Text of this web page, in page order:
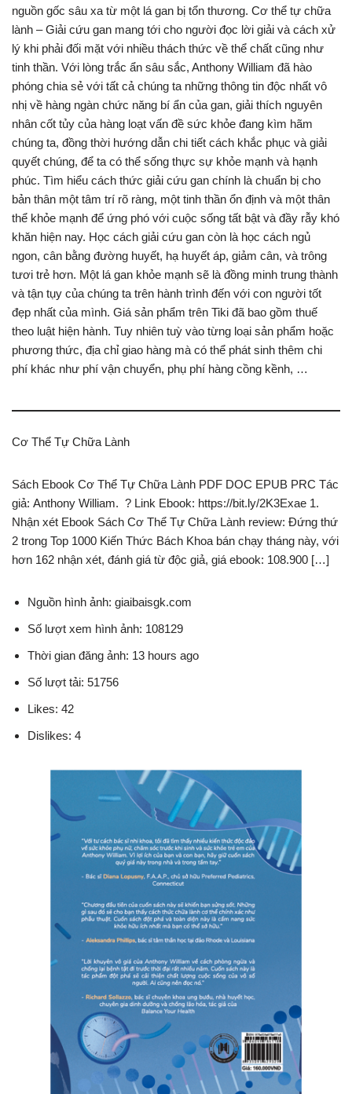
nguồn gốc sâu xa từ một lá gan bị tổn thương. Cơ thể tự chữa
lành – Giải cứu gan mang tới cho người đọc lời giải và cách xử
lý khi phải đối mặt với nhiều thách thức về thể chất cũng như
tinh thần. Với lòng trắc ẩn sâu sắc, Anthony William đã hào
phóng chia sẻ với tất cả chúng ta những thông tin độc nhất vô
nhị về hàng ngàn chức năng bí ẩn của gan, giải thích nguyên
nhân cốt tủy của hàng loạt vấn đề sức khỏe đang kìm hãm
chúng ta, đồng thời hướng dẫn chi tiết cách khắc phục và giải
quyết chúng, để ta có thể sống thực sự khỏe mạnh và hạnh
phúc. Tìm hiểu cách thức giải cứu gan chính là chuẩn bị cho
bản thân một tâm trí rõ ràng, một tinh thần ổn định và một thân
thể khỏe mạnh để ứng phó với cuộc sống tất bật và đầy rẫy khó
khăn hiện nay. Học cách giải cứu gan còn là học cách ngủ
ngon, cân bằng đường huyết, hạ huyết áp, giảm cân, và trông
tươi trẻ hơn. Một lá gan khỏe mạnh sẽ là đồng minh trung thành
và tận tụy của chúng ta trên hành trình đến với con người tốt
đẹp nhất của mình. Giá sản phẩm trên Tiki đã bao gồm thuế
theo luật hiện hành. Tuy nhiên tuỳ vào từng loại sản phẩm hoặc
phương thức, địa chỉ giao hàng mà có thể phát sinh thêm chi
phí khác như phí vận chuyển, phụ phí hàng cồng kềnh, …
Cơ Thể Tự Chữa Lành
Sách Ebook Cơ Thể Tự Chữa Lành PDF DOC EPUB PRC Tác
giả: Anthony William. ? Link Ebook: https://bit.ly/2K3Exae 1.
Nhận xét Ebook Sách Cơ Thể Tự Chữa Lành review: Đứng thứ
2 trong Top 1000 Kiến Thức Bách Khoa bán chạy tháng này, với
hơn 162 nhận xét, đánh giá từ độc giả, giá ebook: 108.900 […]
Nguồn hình ảnh: giaibaisgk.com
Số lượt xem hình ảnh: 108129
Thời gian đăng ảnh: 13 hours ago
Số lượt tải: 51756
Likes: 42
Dislikes: 4